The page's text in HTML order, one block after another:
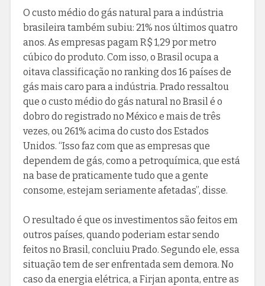
O custo médio do gás natural para a indústria
brasileira também subiu: 21% nos últimos quatro
anos. As empresas pagam R$ 1,29 por metro
cúbico do produto. Com isso, o Brasil ocupa a
oitava classificação no ranking dos 16 países de
gás mais caro para a indústria. Prado ressaltou
que o custo médio do gás natural no Brasil é o
dobro do registrado no México e mais de três
vezes, ou 261% acima do custo dos Estados
Unidos. “Isso faz com que as empresas que
dependem de gás, como a petroquímica, que está
na base de praticamente tudo que a gente
consome, estejam seriamente afetadas”, disse.
O resultado é que os investimentos são feitos em
outros países, quando poderiam estar sendo
feitos no Brasil, concluiu Prado. Segundo ele, essa
situação tem de ser enfrentada sem demora. No
caso da energia elétrica, a Firjan aponta, entre as